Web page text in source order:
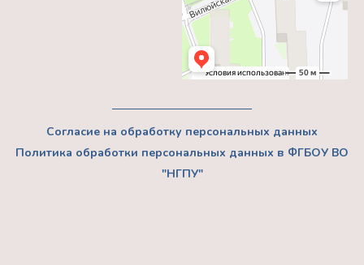
Согласие на обработку персональных данных
Политика обработки персональных данных в ФГБОУ ВО
"НГПУ"